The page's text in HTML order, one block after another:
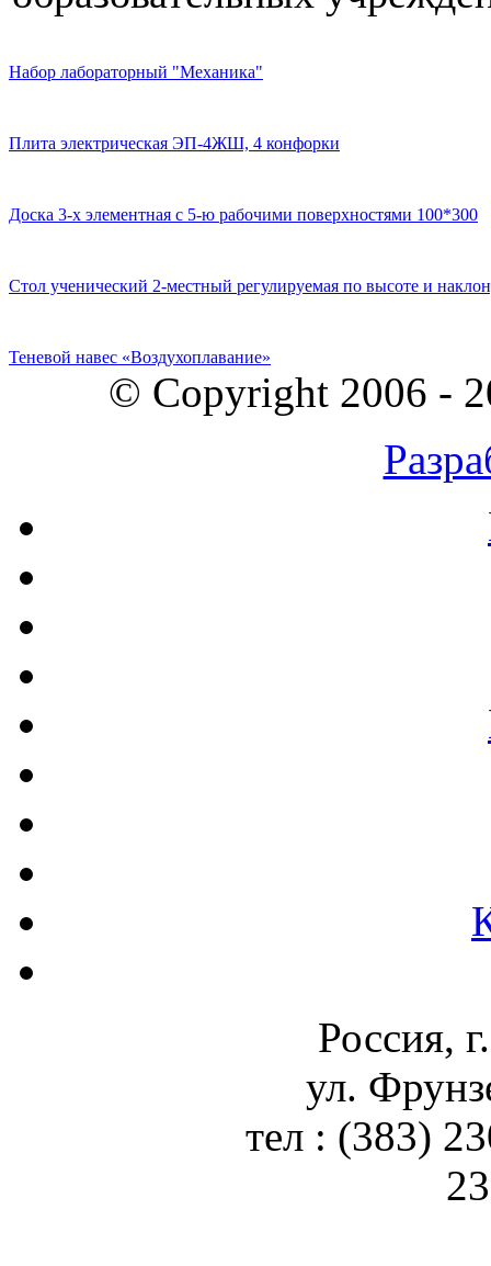
Набор лабораторный "Механика"
Плита электрическая ЭП-4ЖШ, 4 конфорки
Доска 3-х элементная с 5-ю рабочими поверхностями 100*300
Стол ученический 2-местный регулируемая по высоте и
Теневой навес «Воздухоплавание»
© Copyright 2006 -
Россия,
ул.
тел : (383)